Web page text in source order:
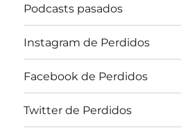
102.5fm
Radio
U.
Podcasts pasados
Instagram de Perdidos
Facebook de Perdidos
Twitter de Perdidos